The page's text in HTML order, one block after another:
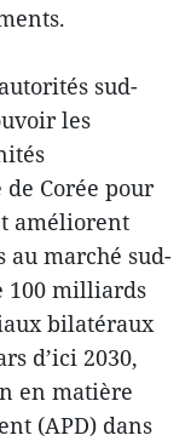
sud-
les
Corée pour
améliorent
au marché sud-
100 milliards
bilatéraux
d’ici 2030,
en matière
(APD) dans